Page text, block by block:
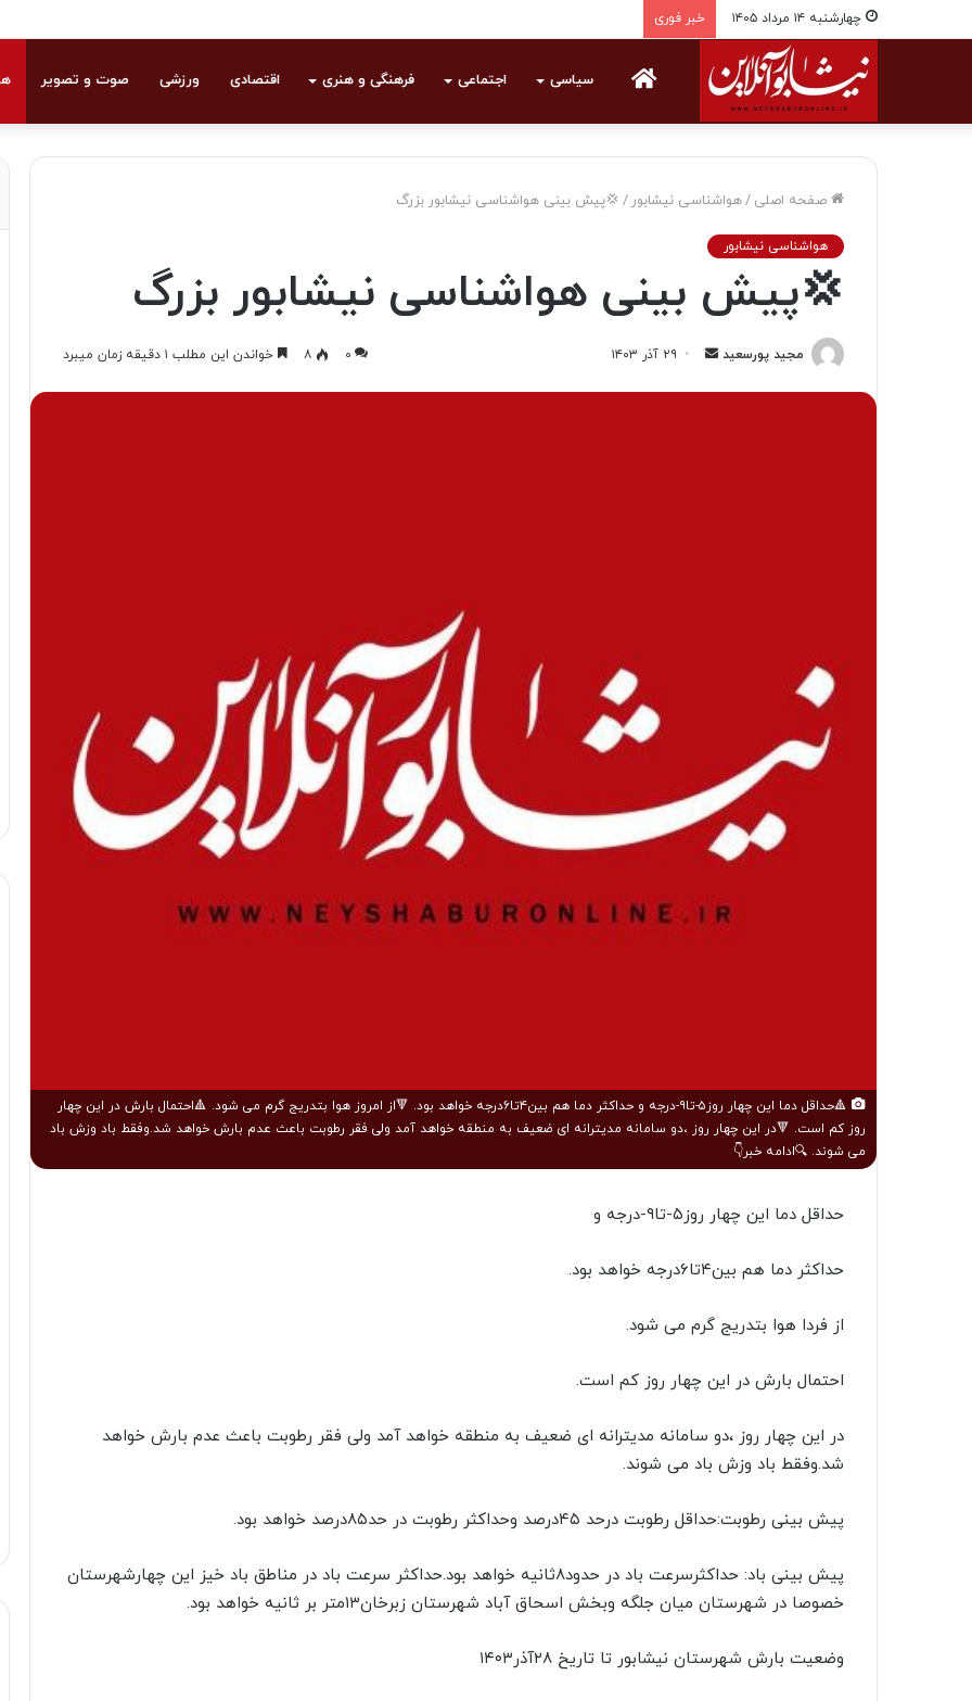
چهارشنبه ۱۴ مرداد ۱۴۰۵ خبر فوری
سیاسی اجتماعی فرهنگی و هنری اقتصادی ورزشی صوت و تصویر
صفحه اصلی /هواشناسی نیشابور / 💢پیش بینی هواشناسی نیشابور بزرگ
هواشناسی نیشابور
💢پیش بینی هواشناسی نیشابور بزرگ
مجید پورسعید ۲۹ آذر ۱۴۰۳ ۰ ۸ خواندن این مطلب ۱ دقیقه زمان میبرد
🔺حداقل دما این چهار روز۵-تا۹-درجه و حداکثر دما هم بین۴تا۶درجه خواهد بود. 🔻از امروز هوا بتدریج گرم می شود. 🔺احتمال بارش در این چهار
روز کم است. 🔻در این چهار روز ،دو سامانه مدیترانه ای ضعیف به منطقه خواهد آمد ولی فقر رطوبت باعث عدم بارش خواهد شد.وفقط باد وزش باد
می شوند. 🔍ادامه خبر👇
حداقل دما این چهار روز۵-تا۹-درجه و
حداکثر دما هم بین۴تا۶درجه خواهد بود.
از فردا هوا بتدریج گرم می شود.
احتمال بارش در این چهار روز کم است.
در این چهار روز ،دو سامانه مدیترانه ای ضعیف به منطقه خواهد آمد ولی فقر رطوبت باعث عدم بارش خواهد
شد.وفقط باد وزش باد می شوند.
پیش بینی رطوبت:حداقل رطوبت درحد ۴۵درصد وحداکثر رطوبت در حد۸۵درصد خواهد بود.
پیش بینی باد: حداکثرسرعت باد در حدود۸ثانیه خواهد بود.حداکثر سرعت باد در مناطق باد خیز این چهارشهرستان
خصوصا در شهرستان میان جلگه وبخش اسحاق آباد شهرستان زبرخان۱۳متر بر ثانیه خواهد بود.
وضعیت بارش شهرستان نیشابور تا تاریخ ۲۸آذر۱۴۰۳